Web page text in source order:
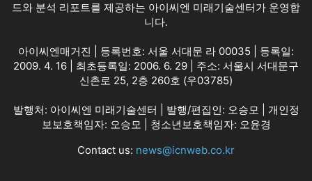
드와 분석 리포트를 제공하는 아이씨엔 미래기술센터가 운영합
니다.
아이씨엔매거진 | 등록번호: 서울 서대문 라 00035 | 등록일:
2009. 4. 16 | 최초등록일: 2006. 6. 29 | 주소: 서울시 서대문구
신촌로 25, 2층 260호 (우03785)
발행처: 아이씨엔 미래기술센터 | 발행/편집인: 오승모 | 개인정
보보호책임자: 오승모 | 청소년보호책임자: 오윤경
Contact us: news@icnweb.co.kr